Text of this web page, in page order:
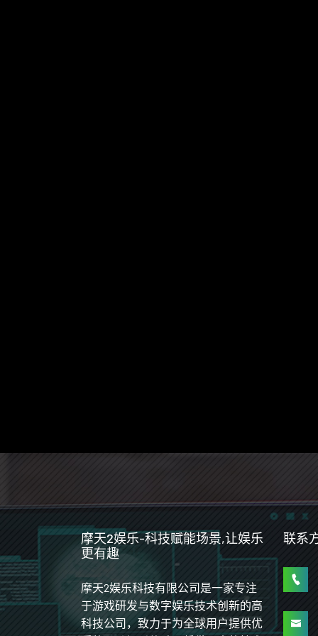
摩天2娱乐-科技赋能场景,让娱乐
更有趣
摩天2娱乐科技有限公司是一家专注
于游戏研发与数字娱乐技术创新的高
科技公司，致力于为全球用户提供优
联系